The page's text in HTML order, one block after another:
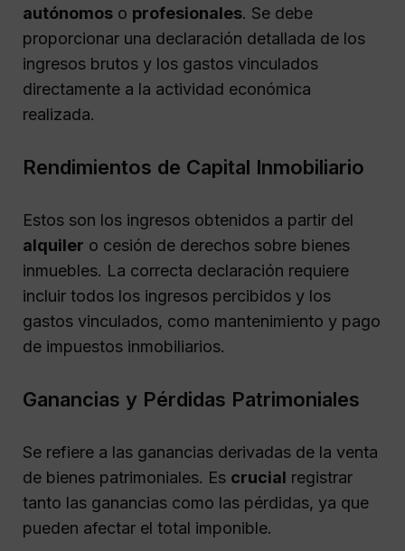
autónomos o profesionales. Se debe
proporcionar una declaración detallada de los
ingresos brutos y los gastos vinculados
directamente a la actividad económica
realizada.
Rendimientos de Capital Inmobiliario
Estos son los ingresos obtenidos a partir del
alquiler o cesión de derechos sobre bienes
inmuebles. La correcta declaración requiere
incluir todos los ingresos percibidos y los
gastos vinculados, como mantenimiento y pago
de impuestos inmobiliarios.
Ganancias y Pérdidas Patrimoniales
Se refiere a las ganancias derivadas de la venta
de bienes patrimoniales. Es crucial registrar
tanto las ganancias como las pérdidas, ya que
pueden afectar el total imponible.